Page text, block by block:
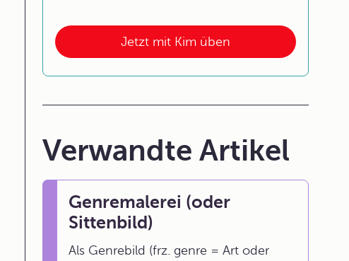
Jetzt mit Kim üben
Verwandte Artikel
Genremalerei (oder
Sittenbild)
Als Genrebild (frz. genre = Art oder